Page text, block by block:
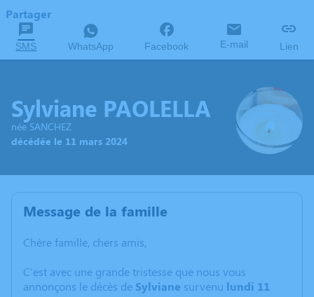
Partager
SMS WhatsApp Facebook E-mail Lien
Sylviane PAOLELLA
née SANCHEZ
décédée le 11 mars 2024
Message de la famille
Chère famille, chers amis,
C'est avec une grande tristesse que nous vous
annonçons le décès de Sylviane survenu lundi 11